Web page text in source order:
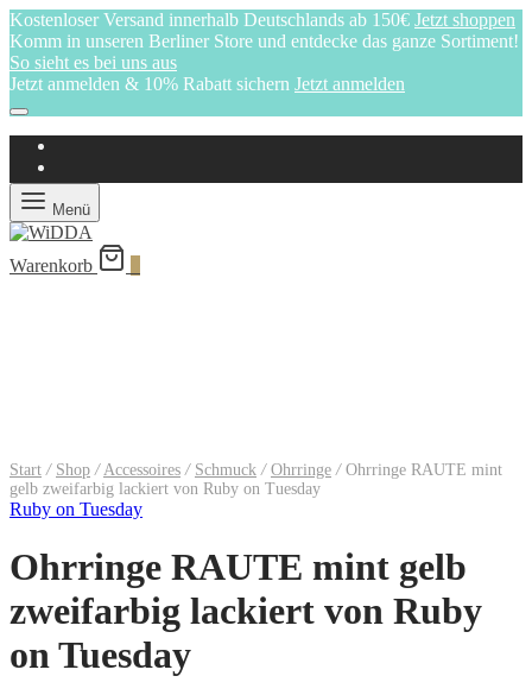
Kostenloser Versand innerhalb Deutschlands ab 150€ Jetzt shoppen
Komm in unseren Berliner Store und entdecke das ganze Sortiment!
So sieht es bei uns aus
Jetzt anmelden & 10% Rabatt sichern Jetzt anmelden
Menü
Warenkorb
Start / Shop / Accessoires / Schmuck / Ohrringe /Ohrringe RAUTE mint
gelb zweifarbig lackiert von Ruby on Tuesday
Ruby on Tuesday
Ohrringe RAUTE mint gelb
zweifarbig lackiert von Ruby
on Tuesday